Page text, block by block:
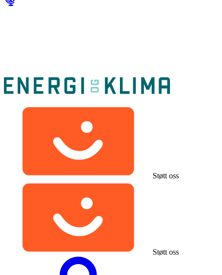
Støtt oss
Støtt oss